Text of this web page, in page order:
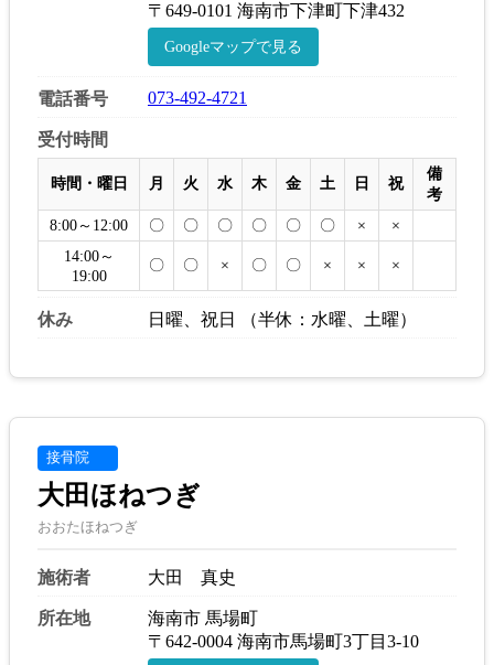
〒649-0101 海南市下津町下津432
Googleマップで見る
電話番号 073-492-4721
受付時間
時間・曜日 月 火 水 木 金 土 日 祝
備
考
8:00～12:00
〇 〇 〇 〇 〇 〇 ×
×
14:00～
19:00
〇 〇 × 〇 〇 × × ×
休み 日曜、祝日 （半休：水曜、土曜）
接骨院
大田ほねつぎ
おおたほねつぎ
施術者 大田 真史
所在地
海南市 馬場町
〒642-0004 海南市馬場町3丁目3-10